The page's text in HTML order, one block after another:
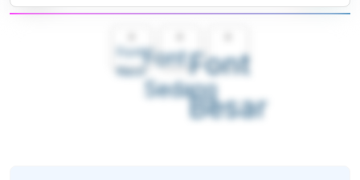
Font
Kecil
Font
Sedang
Font
Besar